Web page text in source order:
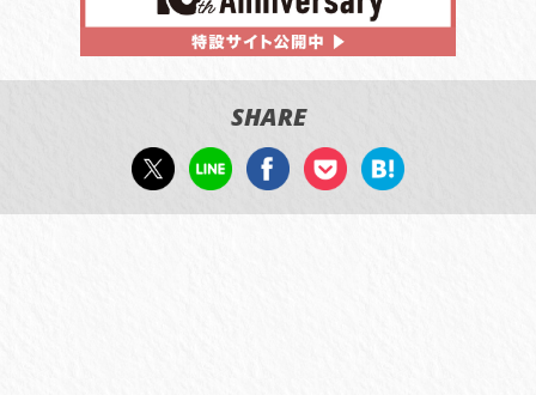
SHARE